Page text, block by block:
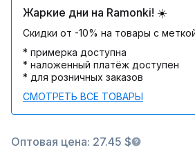
Жаркие дни на Ramonki! ☀️
Скидки от -10% на товары с
* примерка доступна
* наложенный платёж доступен
* для розничных заказов
СМОТРЕТЬ ВСЕ ТОВАРЫ
Оптовая цена: 27.45 $